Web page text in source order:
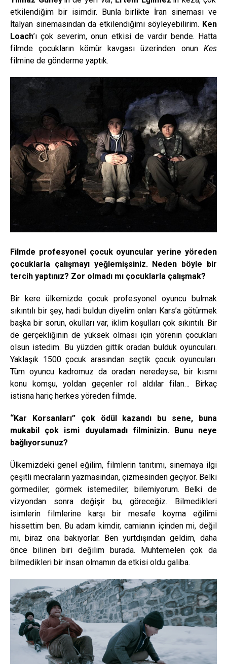
etkilendiğim bir isimdir. Bunla birlikte İran sineması ve
İtalyan sinemasından da etkilendiğimi söyleyebilirim. Ken
Loach’ı çok severim, onun etkisi de vardır bende. Hatta
filmde çocukların kömür kavgası üzerinden onun Kes
filmine de gönderme yaptık.
Filmde profesyonel çocuk oyuncular yerine yöreden
çocuklarla çalışmayı yeğlemişsiniz. Neden böyle bir
tercih yaptınız? Zor olmadı mı çocuklarla çalışmak?
Bir kere ülkemizde çocuk profesyonel oyuncu bulmak
sıkıntılı bir şey, hadi buldun diyelim onları Kars’a götürmek
başka bir sorun, okulları var, iklim koşulları çok sıkıntılı. Bir
de gerçekliğinin de yüksek olması için yörenin çocukları
olsun istedim. Bu yüzden gittik oradan bulduk oyuncuları.
Yaklaşık 1500 çocuk arasından seçtik çocuk oyuncuları.
Tüm oyuncu kadromuz da oradan neredeyse, bir kısmı
konu komşu, yoldan geçenler rol aldılar filan… Birkaç
istisna hariç herkes yöreden filmde.
“Kar Korsanları” çok ödül kazandı bu sene, buna
mukabil çok ismi duyulamadı filminizin. Bunu neye
bağlıyorsunuz?
Ülkemizdeki genel eğilim, filmlerin tanıtımı, sinemaya ilgi
çeşitli mecraların yazmasından, çizmesinden geçiyor. Belki
görmediler, görmek istemediler, bilemiyorum. Belki de
vizyondan sonra değişir bu, göreceğiz. Bilmedikleri
isimlerin filmlerine karşı bir mesafe koyma eğilimi
hissettim ben. Bu adam kimdir, camianın içinden mi, değil
mi, biraz ona bakıyorlar. Ben yurtdışından geldim, daha
önce bilinen biri değilim burada. Muhtemelen çok da
bilmedikleri bir insan olmamın da etkisi oldu galiba.